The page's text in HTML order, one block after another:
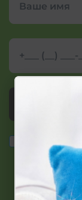
Согласие на
данных
в
Республики